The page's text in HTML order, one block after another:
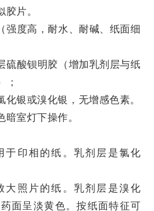
片。
度高，耐水、耐碱、纸面细
酸钡明胶（增加乳剂层与纸
；
银或溴化银，无增感色素。
室灯下操作。
印相的纸。乳剂层是氯化
照片的纸。乳剂层是溴化
面呈淡黄色。按纸面特征可